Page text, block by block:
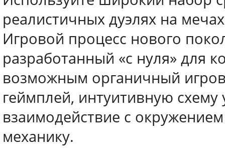
реалистичных дуэлях на
Игровой процесс нового
разработанный «с нуля» для
возможным органичный
геймплей, интуитивную
взаимодействие с
механику.